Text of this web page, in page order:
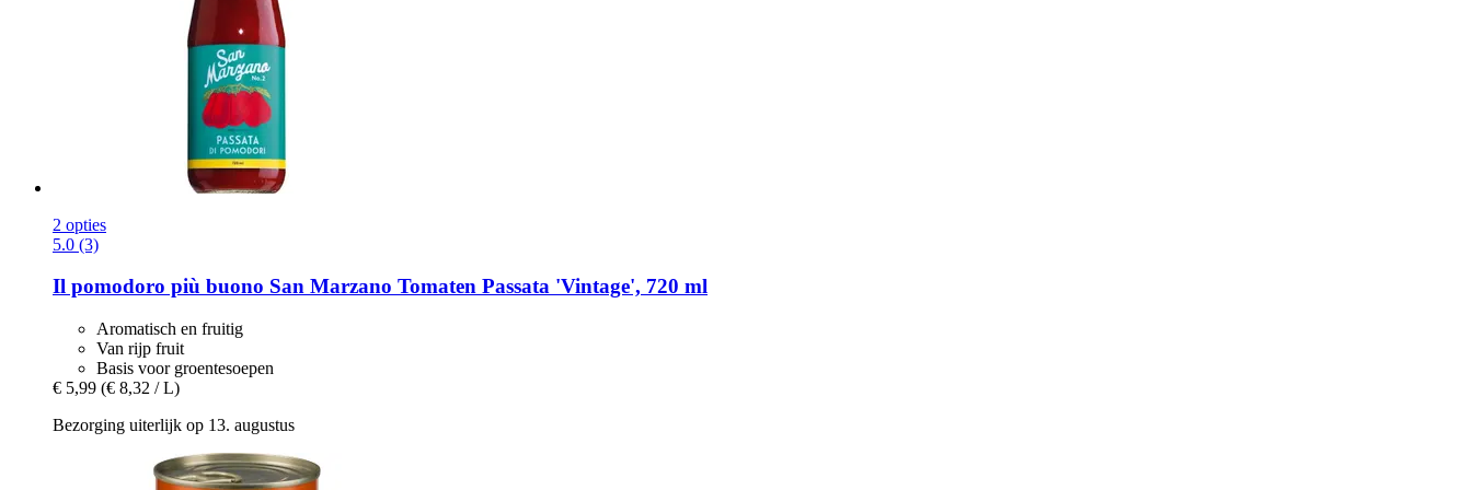
2 opties
5.0 (3)
Il pomodoro più buono San Marzano Tomaten Passata 'Vintage', 720 ml
Aromatisch en fruitig
Van rijp fruit
Basis voor groentesoepen
€ 5,99 (€ 8,32 / L)
Bezorging uiterlijk op 13. augustus